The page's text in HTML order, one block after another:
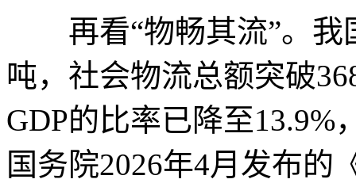
再看“物畅其流”。我
吨，社会物流总额突破
GDP的比率已降至
国务院2026年4月发布的